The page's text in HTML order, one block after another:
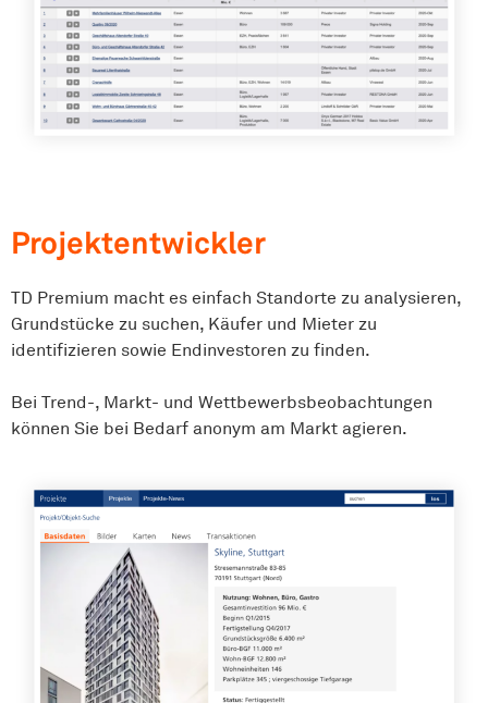
Projektentwickler
TD Premium macht es einfach Standorte zu analysieren,
Grundstücke zu suchen, Käufer und Mieter zu
identifizieren sowie Endinvestoren zu finden.
Bei Trend-, Markt- und Wettbewerbsbeobachtungen
können Sie bei Bedarf anonym am Markt agieren.